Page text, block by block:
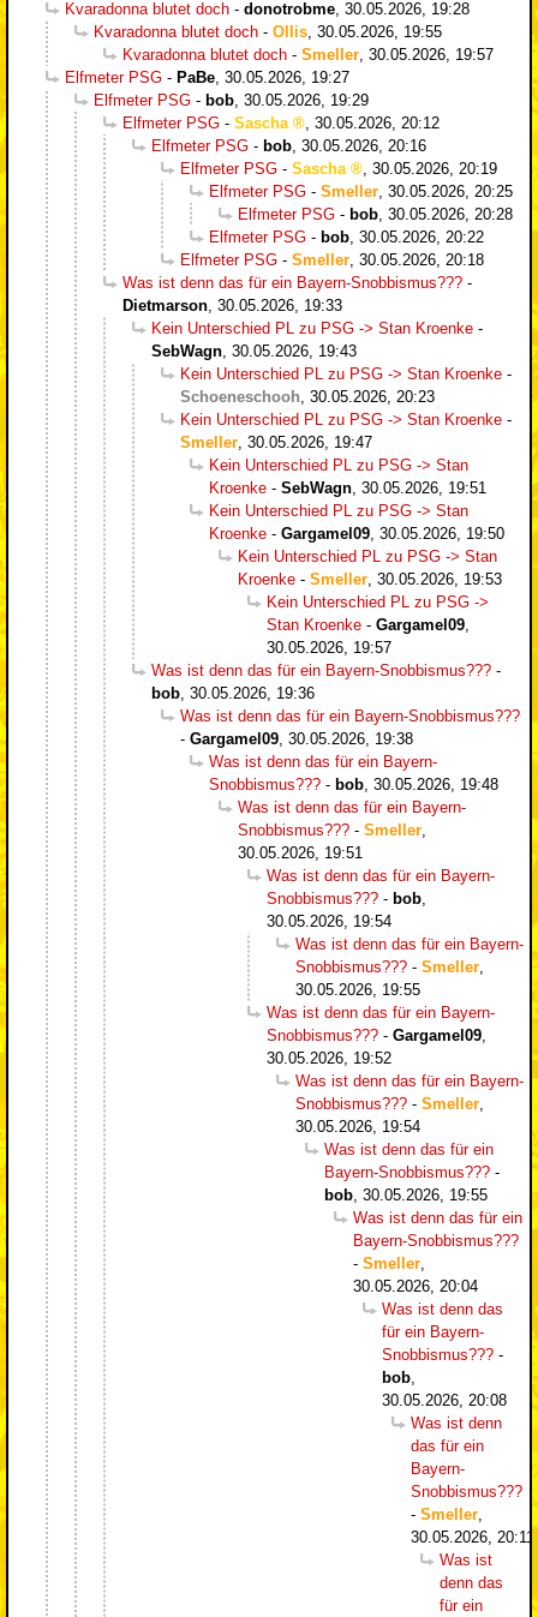
Kvaradonna blutet doch - donotrobme 30.05.2026, 19:28
Kvaradonna blutet doch - Ollis 30.05.2026, 19:55
Kvaradonna blutet doch - Smeller 30.05.2026, 19:57
Elfmeter PSG - PaBe 30.05.2026, 19:27
Elfmeter PSG - bob 30.05.2026, 19:29
Elfmeter PSG - Sascha
30.05.2026, 20:12
Elfmeter PSG - bob 30.05.2026, 20:16
Elfmeter PSG - Sascha
30.05.2026, 20:19
Elfmeter PSG - Smeller 30.05.2026, 20:25
Elfmeter PSG - bob 30.05.2026, 20:28
Elfmeter PSG - bob 30.05.2026, 20:22
Elfmeter PSG - Smeller 30.05.2026, 20:18
Was ist denn das für ein Bayern-Snobbismus??? -
Dietmarson 30.05.2026, 19:33
Kein Unterschied PL zu PSG -> Stan Kroenke -
SebWagn 30.05.2026, 19:43
Kein Unterschied PL zu PSG -> Stan Kroenke -
Schoeneschooh 30.05.2026, 20:23
Kein Unterschied PL zu PSG -> Stan Kroenke -
Smeller 30.05.2026, 19:47
Kein Unterschied PL zu PSG -> Stan
Kroenke - SebWagn 30.05.2026, 19:51
Kein Unterschied PL zu PSG -> Stan
Kroenke - Gargamel09 30.05.2026, 19:50
Kein Unterschied PL zu PSG -> Stan
Kroenke - Smeller 30.05.2026, 19:53
Kein Unterschied PL zu PSG ->
Stan Kroenke - Gargamel09
30.05.2026, 19:57
Was ist denn das für ein Bayern-Snobbismus??? -
bob 30.05.2026, 19:36
Was ist denn das für ein Bayern-Snobbismus???
- Gargamel09 30.05.2026, 19:38
Was ist denn das für ein Bayern-
Snobbismus??? - bob 30.05.2026, 19:48
Was ist denn das für ein Bayern-
Snobbismus??? - Smeller
30.05.2026, 19:51
Was ist denn das für ein Bayern-
Snobbismus??? - bob
30.05.2026, 19:54
Was ist denn das für ein Bayern-
Snobbismus??? - Smeller
30.05.2026, 19:55
Was ist denn das für ein Bayern-
Snobbismus??? - Gargamel09
30.05.2026, 19:52
Was ist denn das für ein Bayern-
Snobbismus??? - Smeller
30.05.2026, 19:54
Was ist denn das für ein
Bayern-Snobbismus??? -
bob 30.05.2026, 19:55
Was ist denn das für ein
Bayern-Snobbismus???
- Smeller
30.05.2026, 20:04
Was ist denn das
für ein Bayern-
Snobbismus??? -
bob
30.05.2026, 20:08
Was ist denn
das für ein
Bayern-
Snobbismus???
- Smeller
30.05.2026, 20:11
Was ist
denn das
für ein